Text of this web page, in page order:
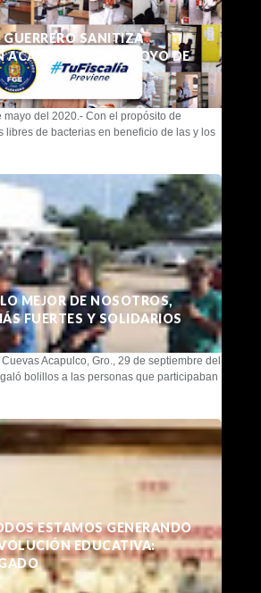
GUERRERO SANITIZA
ACAPULCO CON APOYO DE
mayo del 2020.- Con el propósito de
libres de bacterias en beneficio de las y los
MEJOR DE NOSOTROS,
FUERTES Y SOLIDARIOS
Acapulco, Gro., 29 de septiembre del
bolillos a las personas que participaban
ESTAMOS GENERANDO
EDUCATIVA: